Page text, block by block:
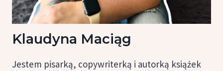
Klaudyna Maciąg
Jestem pisarką, copywriterką i autorką książek